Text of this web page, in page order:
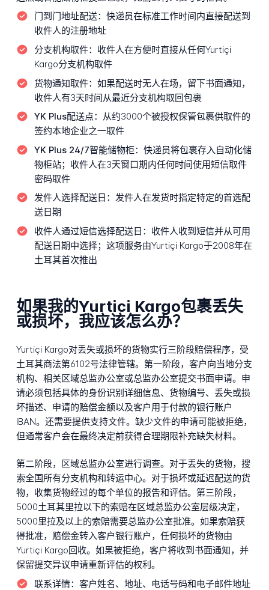
门到门地址配送： 快递员在标准工作时间内直接配送到
收件人的注册地址
分支机构取件： 收件人在方便时直接从任何Yurtiçi
Kargo分支机构取件
货物通知取件： 如果配送时无人在场，留下书面通知，
收件人有3天时间从最近分支机构取回包裹
YK Plus配送点： 从约3000个被授权保管包裹供取件的
签约本地企业之一取件
YK Plus 24/7智能储物柜： 快递员将包裹存入自动化储
物柜站；收件人在3天窗口期内任何时间使用短信取件
密码取件
发件人选择配送日： 发件人在发货时指定特定的首选配
送日期
收件人通过短信选择配送日： 收件人收到短信并从可用
配送日期中选择；这项服务由Yurtiçi Kargo于2008年在
土耳其首次推出
如果我的Yurtici Kargo包裹丢失
或损坏，我应该怎么办？
Yurtiçi Kargo对丢失或损坏的货物实行三阶段赔偿程序，受
土耳其商法第6102号法律管辖。第一阶段，客户向当地分支
机构、相关区域总监办公室或总监办公室提交书面申请。申
请必须包括具体的身份识别详细信息、货物编号、丢失或损
坏描述、申请的赔偿金额以及客户用于付款的银行账户
IBAN。还需要提供支持文件。缺少文件的申请可能被拒绝，
但通常客户会在最终决定前获得合理期限补充缺失材料。
第二阶段，区域总监办公室进行调查。对于丢失的货物，搜
索全国所有分支机构和转运中心。对于损坏或延迟配送的货
物，收集货物经过的每个单位的报告和评估。第三阶段，
5000土耳其里拉以下的索赔在区域总监办公室层级决定，
5000里拉及以上的索赔需要总监办公室批准。如果索赔获
得批准，赔偿金转入客户银行账户，任何损坏的货物由
Yurtiçi Kargo回收。如果被拒绝，客户将收到书面通知，并
保留提交异议申请重新评估的权利。
联系详情： 客户姓名、地址、电话号码和电子邮件地址